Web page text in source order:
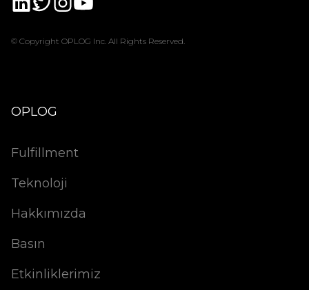
© Copyright OPLOG Inc. All Rights Reserved.
OPLOG
Fulfillment
Teknoloji
Hakkımızda
Basın
Etkinliklerimiz